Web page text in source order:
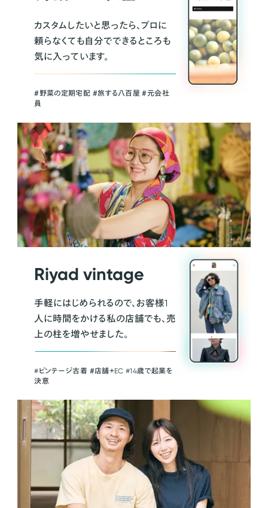
カスタムしたいと思ったら、プロに
頼らなくても自分でできるところも
気に入っています。
＃野菜の定期宅配 ＃旅する八百屋 ＃元会社
員
Riyad vintage
手軽にはじめられるので、お客様1
人に時間をかける私の店舗でも、売
上の柱を増やせました。
#ビンテージ古着 ＃店舗＋EC #14歳で起業を
決意